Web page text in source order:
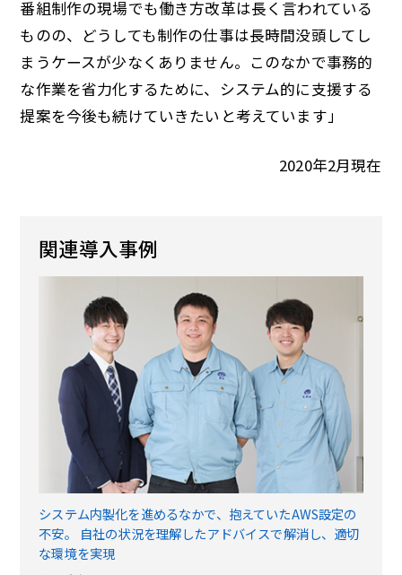
番組制作の現場でも働き方改革は長く言われている
ものの、どうしても制作の仕事は長時間没頭してし
まうケースが少なくありません。このなかで事務的
な作業を省力化するために、システム的に支援する
提案を今後も続けていきたいと考えています」
2020年2月現在
関連導入事例
システム内製化を進めるなかで、抱えていたAWS設定の
不安。 自社の状況を理解したアドバイスで解消し、適切
な環境を実現